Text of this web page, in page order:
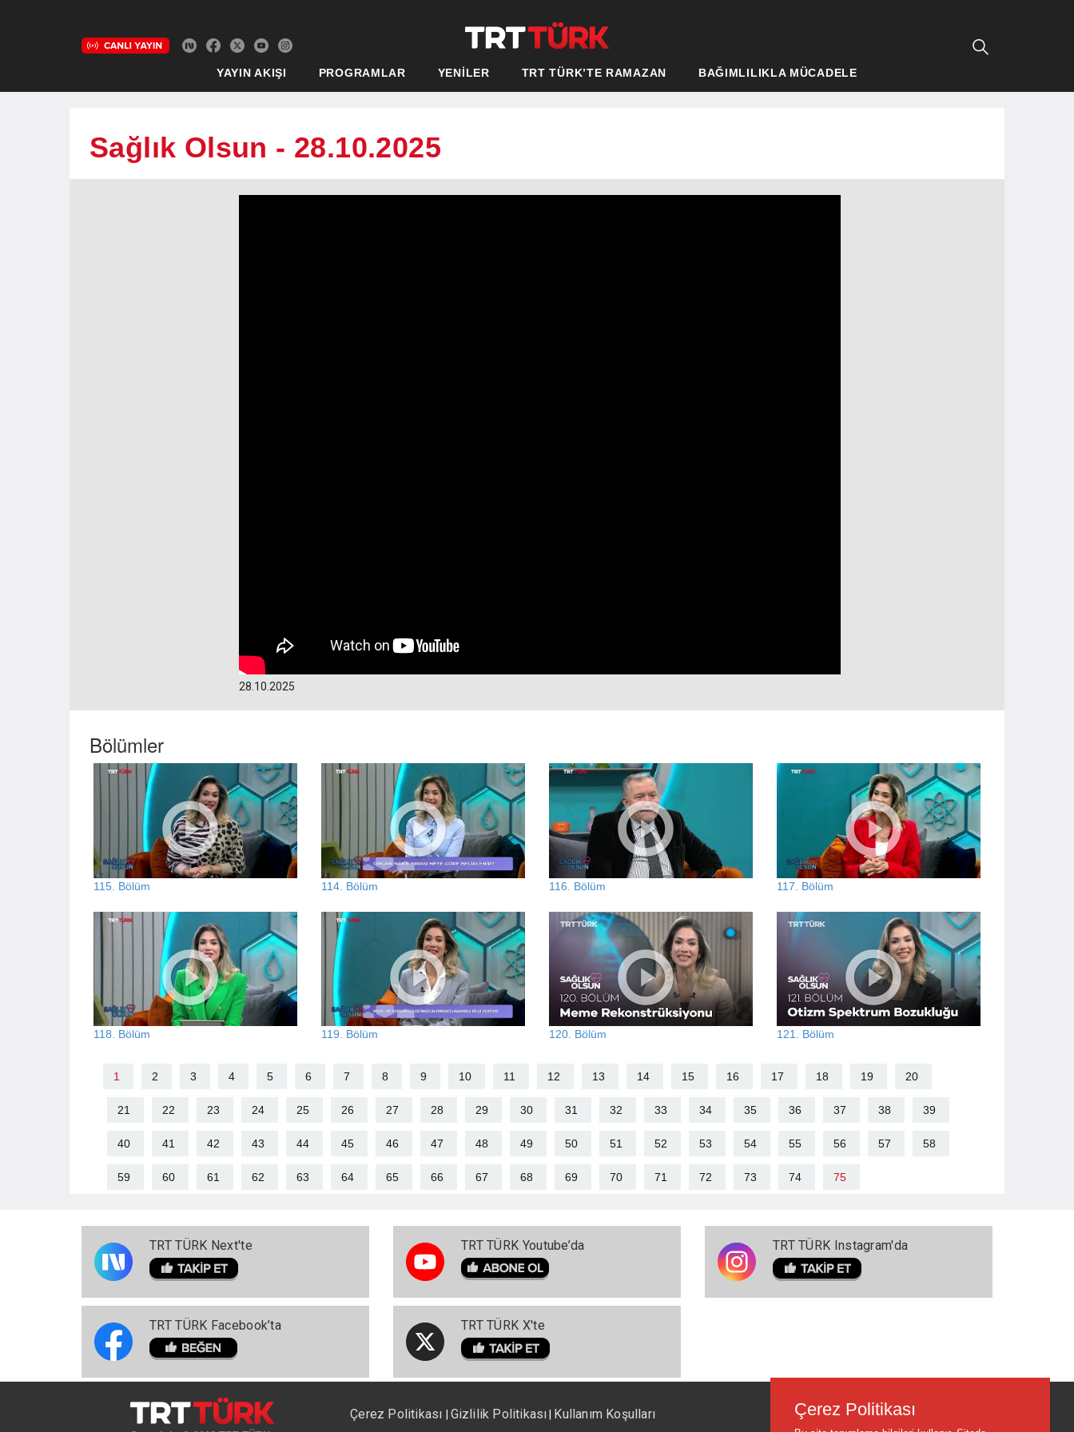
YAYIN AKIŞI PROGRAMLAR YENİLER TRT TÜRK’TE RAMAZAN BAĞIMLILIKLA MÜCADELE
Sağlık Olsun - 28.10.2025
28.10.2025
Bölümler
115. Bölüm 114. Bölüm 116. Bölüm 117. Bölüm
118. Bölüm 119. Bölüm 120. Bölüm 121. Bölüm
1 2 3 4 5 6 7 8 9 10 11 12 13 14 15 16 17 18 19 20
21 22 23 24 25 26 27 28 29 30 31 32 33 34 35 36 37 38 39
40 41 42 43 44 45 46 47 48 49 50 51 52 53 54 55 56 57 58
59 60 61 62 63 64 65 66 67 68 69 70 71 72 73 74 75
TRT TÜRK Next'te
TRT TÜRK Facebook’ta
TRT TÜRK Youtube’da
TRT TÜRK X'te
TRT TÜRK Instagram'da
Çerez Politikası Gizlilik Politikası Kullanım Koşulları Çerez Politikası